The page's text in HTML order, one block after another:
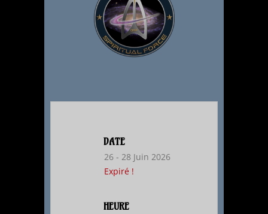
DATE
26 - 28 Juin 2026
Expiré !
HEURE